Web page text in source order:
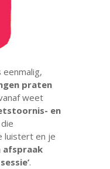
eenmalig,
praten
weet
en
luistert en je
afspraak
.